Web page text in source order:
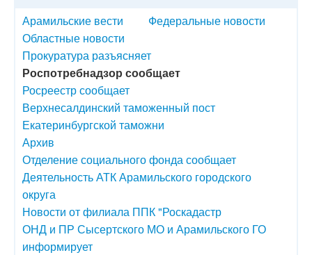
Арамильские вести
Федеральные новости
Областные новости
Прокуратура разъясняет
Роспотребнадзор сообщает
Росреестр сообщает
Верхнесалдинский таможенный пост
Екатеринбургской таможни
Архив
Отделение социального фонда сообщает
Деятельность АТК Арамильского городского
округа
Новости от филиала ППК "Роскадастр
ОНД и ПР Сысертского МО и Арамильского ГО
информирует